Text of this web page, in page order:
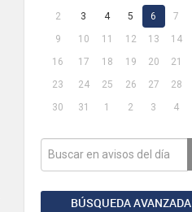
2
3 4 5 6 7
9
10 11 12 13 14
16
17 18 19 20 21
23
24 25 26 27 28
30
31 1 2 3 4
BÚSQUEDA AVANZADA